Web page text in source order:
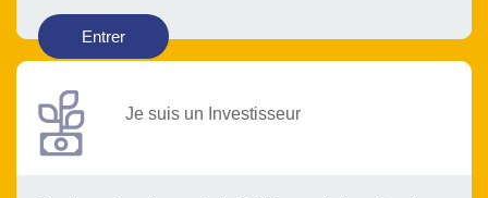
Entrer
Je suis un Investisseur